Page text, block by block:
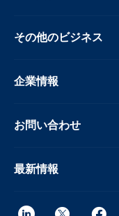
その他のビジネス
企業情報
お問い合わせ
最新情報